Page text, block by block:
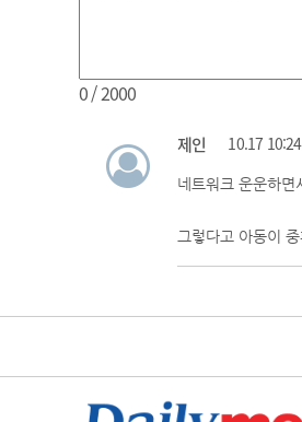
0/ 2000
제인 10.17 10:24
네트워크 운운하면
그렇다고 아동이